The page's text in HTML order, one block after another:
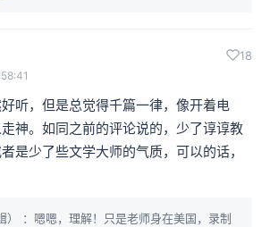
18
听，但是总觉得千篇一律，像开着电
神。如同之前的评论说的，少了谆谆教
是少了些文学大师的气质，可以的话，
）
：嗯嗯，理解！只是老师身在美国，录制